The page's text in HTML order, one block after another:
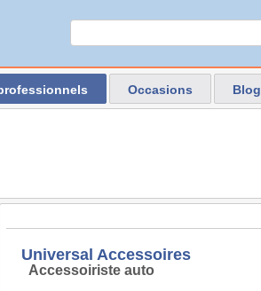
Occasions Blog
Universal Accessoires
Accessoiriste auto